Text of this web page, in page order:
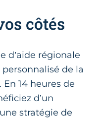
côtés
d’aide régionale
de la
14 heures de
d’un
stratégie de